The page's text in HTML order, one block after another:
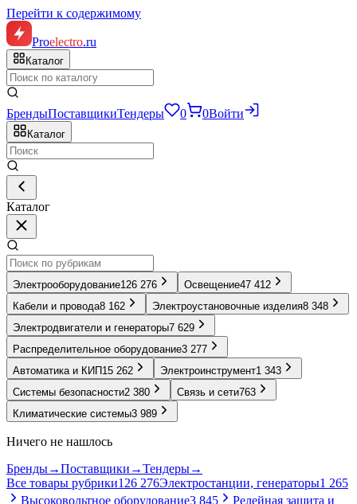
Перейти к содержимому
Proelectro.ru
Каталог
БрендыПоставщикиТендеры 0 0Войти
Каталог
Каталог
Электрооборудование126 276 Освещение47 412
Кабели и провода8 162 Электроустановочные изделия8 348
Электродвигатели и генераторы7 629
Распределительное оборудование3 277
Автоматика и КИП 15 262 Электроинструмент1 343
Системы безопасности2 380 Связь и сети763
Климатические системы3 989
Ничего не нашлось
Бренды→Поставщики →Тендеры→
Все товары рубрики126 276Электростанции, генераторы1 265
Высоковольтное оборудование3 845
Релейная защита и